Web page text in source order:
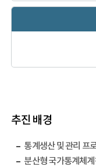
추진 배경
통계생산 및 관리 프
분산형 국가통계체